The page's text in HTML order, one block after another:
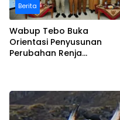
Berita
Wabup Tebo Buka
Orientasi Penyusunan
Perubahan Renja